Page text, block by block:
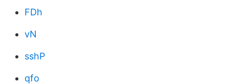
FDh
vN
sshP
qfo